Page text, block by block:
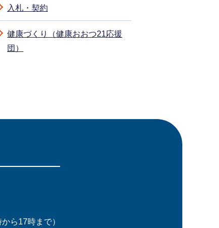
入札・契約
健康づくり（健康おおつ21応援
団）
ら17時まで）